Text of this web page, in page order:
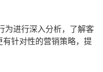
为进行深入分析，了解客
针对性的营销策略，提